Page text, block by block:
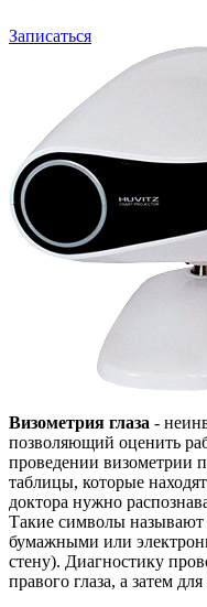
Записаться
Визометрия глаза -
позволяющий оценить
проведении визометрии
таблицы, которые
доктора нужно
Такие символы
бумажными или
стену). Диагностику
правого глаза, а затем